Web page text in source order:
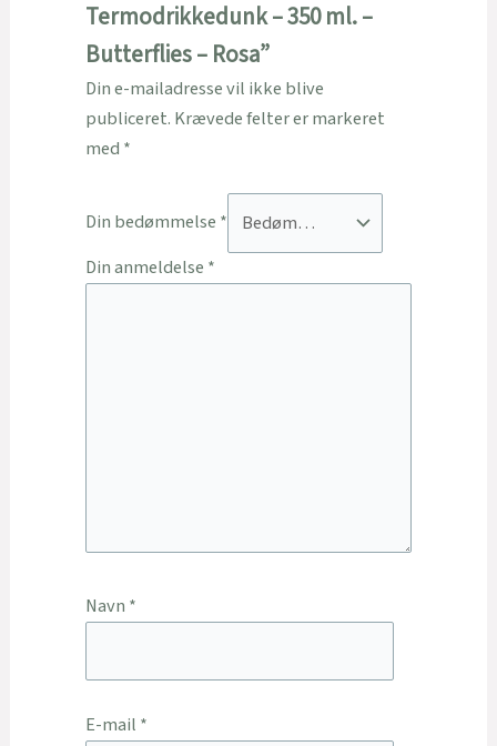
Termodrikkedunk – 350 ml. –
Butterflies – Rosa”
Din e-mailadresse vil ikke blive
publiceret. Krævede felter er markeret
med *
Din bedømmelse *
Din anmeldelse *
Navn *
E-mail *